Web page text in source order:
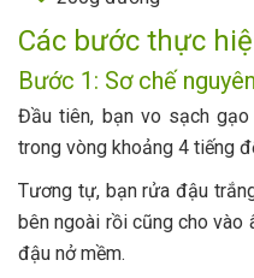
Các bước thực
Bước 1: Sơ chế
Đầu tiên, bạn vo sạch
trong vòng khoảng 4 tiếng
Tương tự, bạn rửa đậu
bên ngoài rồi cũng cho vào
đậu nở mềm.